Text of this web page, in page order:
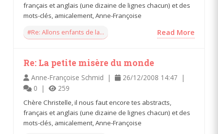
français et anglais (une dizaine de lignes chacun) et des
mots-clés, amicalement, Anne-Françoise
#Re: Allons enfants de la...
Read More
Re: La petite misère du monde
Anne-Françoise Schmid |
26/12/2008 14:47 |
0 |
259
Chère Christelle, il nous faut encore tes abstracts,
français et anglais (une dizaine de lignes chacun) et des
mots-clés, amicalement, Anne-Françoise